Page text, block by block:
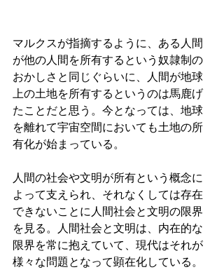
マルクスが指摘するように、ある人間
が他の人間を所有するという奴隷制の
おかしさと同じぐらいに、人間が地球
上の土地を所有するというのは馬鹿げ
たことだと思う。今となっては、地球
を離れて宇宙空間においても土地の所
有化が始まっている。
人間の社会や文明が所有という概念に
よって支えられ、それなくしては存在
できないことに人間社会と文明の限界
を見る。人間社会と文明は、内在的な
限界を常に抱えていて、現代はそれが
様々な問題となって顕在化している。